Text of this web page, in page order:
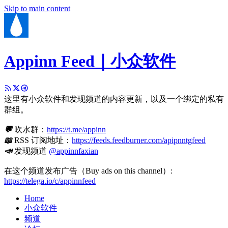
Skip to main content
Appinn Feed｜小众软件
这里有小众软件和发现频道的内容更新，以及一个绑定的私有
群组。
💬吹水群： https://t.me/appinn
📖RSS 订阅地址： https://feeds.feedburner.com/apipnntgfeed
📣发现频道 @appinnfaxian
在这个频道发布广告（Buy ads on this channel）:
https://telega.io/c/appinnfeed
Home
小众软件
频道